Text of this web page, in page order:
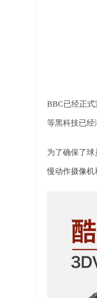
BBC已经正
等黑科技已
为了确保了
慢动作摄像机